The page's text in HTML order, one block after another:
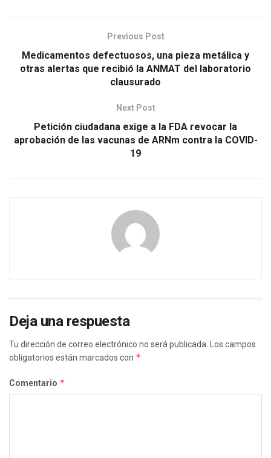
Previous Post
Medicamentos defectuosos, una pieza metálica y
otras alertas que recibió la ANMAT del laboratorio
clausurado
Next Post
Petición ciudadana exige a la FDA revocar la
aprobación de las vacunas de ARNm contra la COVID-
19
Deja una respuesta
Tu dirección de correo electrónico no será publicada. Los campos
obligatorios están marcados con *
Comentario *